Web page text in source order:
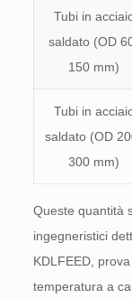
Tubi in
saldato (OD
150 mm)
Tubi in
saldato (OD
300 mm)
Queste quantità
ingegneristici
KDLFEED,
temperatura a